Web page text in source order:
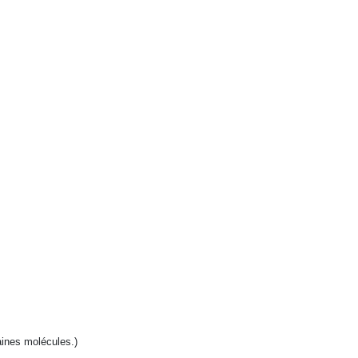
molécules.)